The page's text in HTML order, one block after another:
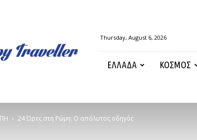
Thursday, August 6, 2026
ΕΛΛΑΔΑ ΚΟΣΜΟΣ
24 Ώρες στη Ρώμη: Ο απόλυτος οδηγός